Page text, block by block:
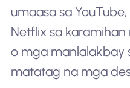
umaasa sa
Netflix sa
o mga manlalakbay
matatag na mga